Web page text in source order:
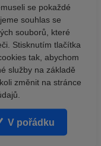
se pokaždé
souhlas se
souborů, které
Stisknutím tlačítka
tak, abychom
služby na základě
změnit na stránce
V pořádku